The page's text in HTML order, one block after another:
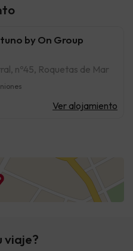
by On Group
nº45, Roquetas de Mar
Ver alojamiento
viaje?